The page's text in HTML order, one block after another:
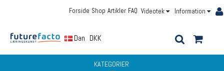
Information
Videotek
FAQ
Artikler
Shop
Forside
DanskDKK
KATEGORIER